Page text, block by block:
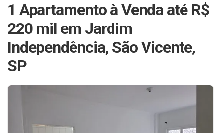
1 Apartamento à Venda até R$
220 mil em Jardim
Independência, São Vicente,
SP